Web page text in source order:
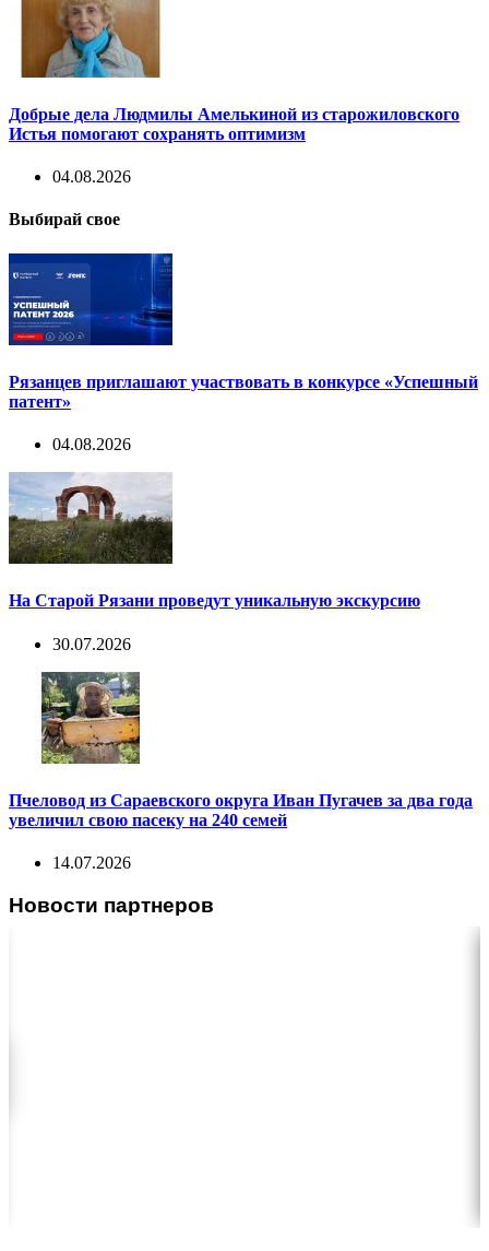
Добрые дела Людмилы Амелькиной из старожиловского
Истья помогают сохранять оптимизм
04.08.2026
Выбирай свое
Рязанцев приглашают участвовать в конкурсе «Успешный
патент»
04.08.2026
На Старой Рязани проведут уникальную экскурсию
30.07.2026
Пчеловод из Сараевского округа Иван Пугачев за два года
увеличил свою пасеку на 240 семей
14.07.2026
Новости партнеров